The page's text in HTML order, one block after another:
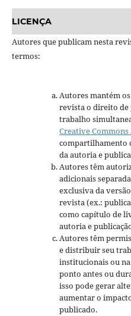
LICENÇA
Autores que publicam nesta
termos:
Autores mantém
revista o direito de
trabalho
Creative
compartilhamento
da autoria e
Autores têm
adicionais
exclusiva da
revista (ex.:
como capítulo de
autoria e
Autores têm
e distribuir seu
institucionais ou
ponto antes ou
isso pode gerar
aumentar o
publicado.